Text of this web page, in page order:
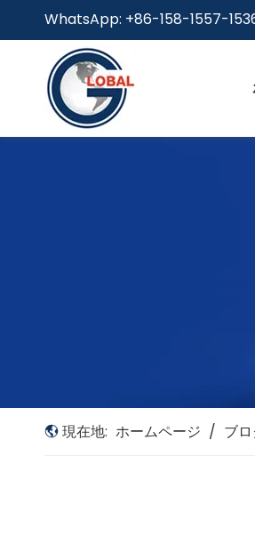
WhatsApp: +86-158-1557-
現在地: ホームページ / ブ